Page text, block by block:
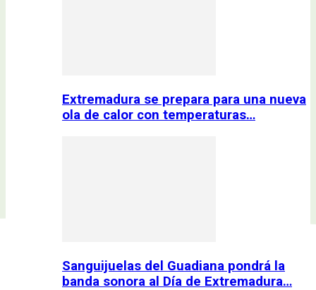
Extremadura se prepara para una nueva
ola de calor con temperaturas…
Sanguijuelas del Guadiana pondrá la
banda sonora al Día de Extremadura…